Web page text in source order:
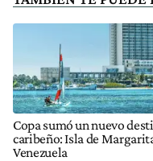
Copa sumó un nuevo
caribeño: Isla de
Venezuela